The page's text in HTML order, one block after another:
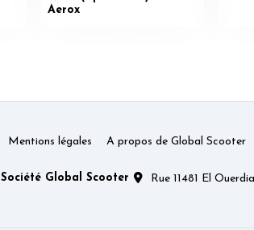
Aerox
Mentions légales A propos de Global Scooter
Société Global Scooter Rue 11481 El